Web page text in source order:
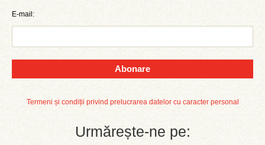
E-mail:
Abonare
Termeni și condiții privind prelucrarea datelor cu caracter personal
Urmărește-ne pe: